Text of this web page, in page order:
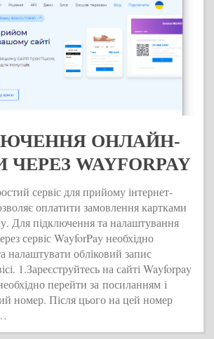
ОНЛАЙН-
WAYFORPAY
сервіс для прийому інтернет-
оплатити замовлення картками
Для підключення та налаштування
сервіс WayforPay необхідно
налаштувати обліковий запис
1.Зареєструйтесь на сайті Wayforpay
перейти за посиланням і
номер. Після цього на цей номер